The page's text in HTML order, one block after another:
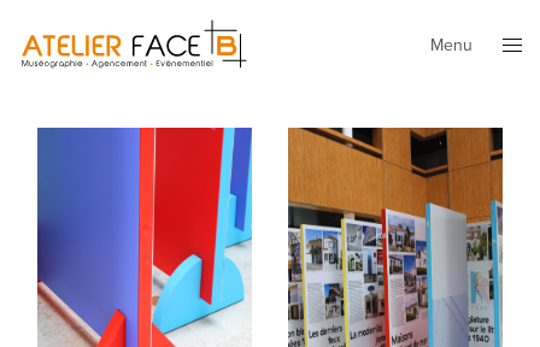
Menu